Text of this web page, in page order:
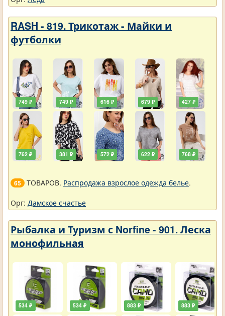
RASH - 819. Трикотаж - Майки и
футболки
749 ₽
762 ₽
749 ₽
381 ₽
616 ₽
572 ₽
679 ₽
622 ₽
427 ₽
768 ₽
65 ТОВАРОВ. Распродажа взрослое одежда белье.
Орг: Дамское счастье
Рыбалка и Туризм с Norfine - 901. Леска
монофильная
534 ₽ 534 ₽ 883 ₽ 883 ₽